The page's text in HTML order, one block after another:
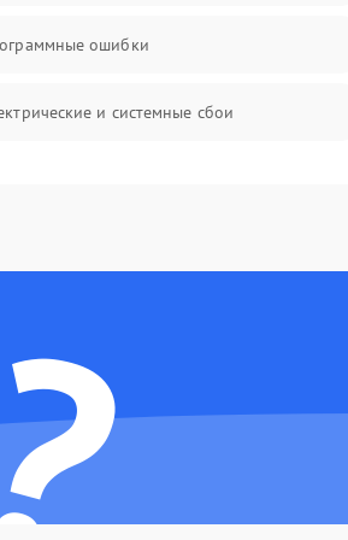
ошибки
и системные сбои
охлаждения